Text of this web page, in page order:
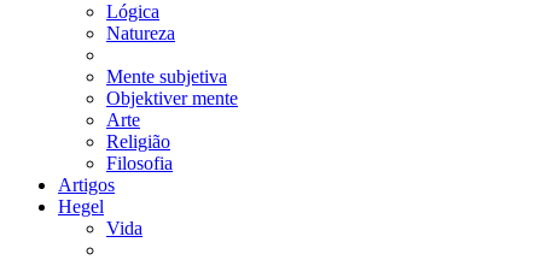
Lógica
Natureza
Mente subjetiva
Objektiver mente
Arte
Religião
Filosofia
Artigos
Hegel
Vida